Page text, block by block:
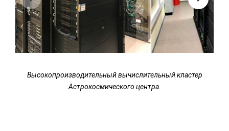
Высокопроизводительный вычислительный кластер
Астрокосмического центра.